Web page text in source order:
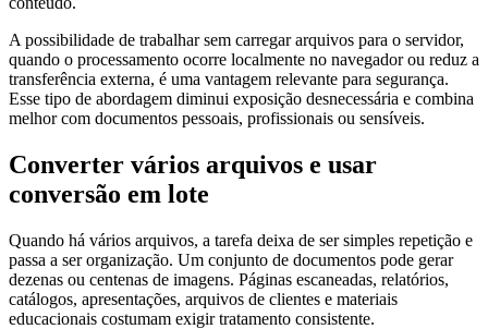
A possibilidade de trabalhar sem carregar arquivos para o servidor,
quando o processamento ocorre localmente no navegador ou reduz a
transferência externa, é uma vantagem relevante para segurança.
Esse tipo de abordagem diminui exposição desnecessária e combina
melhor com documentos pessoais, profissionais ou sensíveis.
Converter vários arquivos e usar
conversão em lote
Quando há vários arquivos, a tarefa deixa de ser simples repetição e
passa a ser organização. Um conjunto de documentos pode gerar
dezenas ou centenas de imagens. Páginas escaneadas, relatórios,
catálogos, apresentações, arquivos de clientes e materiais
educacionais costumam exigir tratamento consistente.